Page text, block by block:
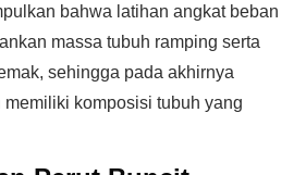
bahwa latihan angkat beban
massa tubuh ramping serta
sehingga pada akhirnya
komposisi tubuh yang